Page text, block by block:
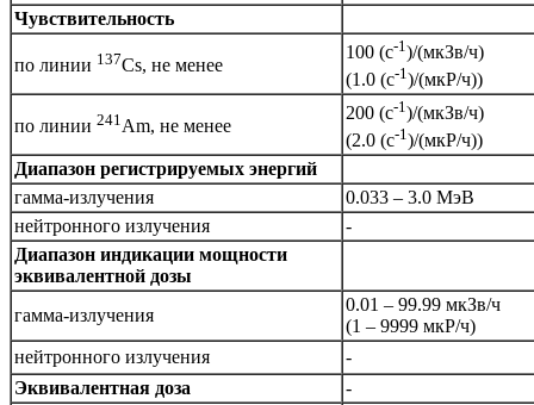
Чувствительность
по линии 137Сs, не менее
100 (с-1)/(мкЗв/ч)
(1.0 (с-1 )/(мкР/ч))
по линии 241Am, не менее
200 (с-1)/(мкЗв/ч)
(2.0 (с-1 )/(мкР/ч))
Диапазон регистрируемых энергий
гамма-излучения
0.033 – 3.0 МэВ
нейтронного излучения
-
Диапазон индикации мощности
эквивалентной дозы
гамма-излучения
0.01 – 99.99 мкЗв/ч
(1 – 9999 мкР/ч)
нейтронного излучения
-
Эквивалентная доза
-